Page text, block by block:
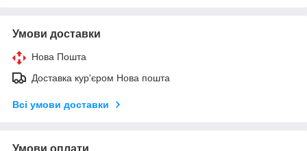
Умови доставки
Нова Пошта
Доставка кур'єром Нова пошта
Всі умови доставки
Умови оплати